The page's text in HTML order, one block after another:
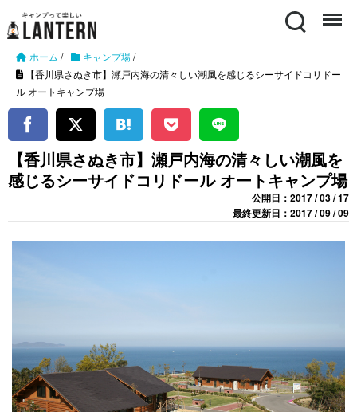
Search Menu
ホーム / キャンプ場/
【香川県さぬき市】瀬戸内海の清々しい潮風を感じるシーサイドコリドー
ル オートキャンプ場
【香川県さぬき市】瀬戸内海の清々しい潮風を
感じるシーサイドコリドール オートキャンプ場
公開日：2017 / 03 / 17
最終更新日：2017 / 09 / 09